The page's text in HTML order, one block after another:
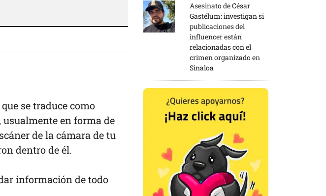
se traduce como
usualmente en forma de
de la cámara de tu
dentro de él.
información de todo
Asesinato de César
Gastélum: investigan si
publicaciones del
influencer están
relacionadas con el
crimen organizado en
Sinaloa